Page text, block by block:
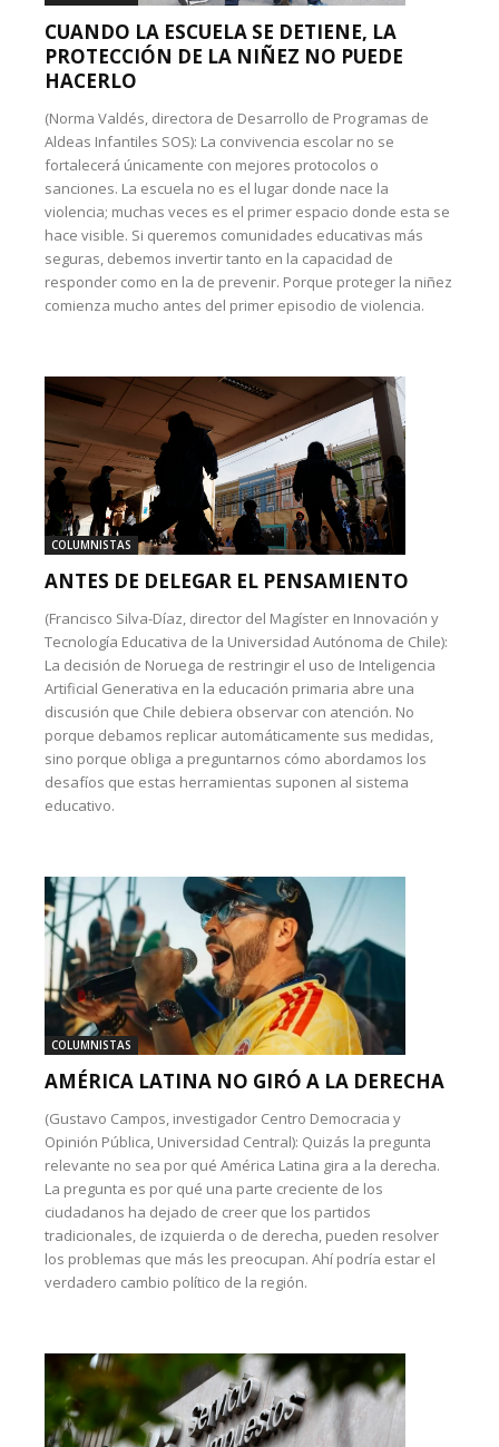
CUANDO LA ESCUELA SE DETIENE, LA
PROTECCIÓN DE LA NIÑEZ NO PUEDE
HACERLO
(Norma Valdés, directora de Desarrollo de Programas de
Aldeas Infantiles SOS): La convivencia escolar no se
fortalecerá únicamente con mejores protocolos o
sanciones. La escuela no es el lugar donde nace la
violencia; muchas veces es el primer espacio donde esta se
hace visible. Si queremos comunidades educativas más
seguras, debemos invertir tanto en la capacidad de
responder como en la de prevenir. Porque proteger la niñez
comienza mucho antes del primer episodio de violencia.
COLUMNISTAS
ANTES DE DELEGAR EL PENSAMIENTO
(Francisco Silva-Díaz, director del Magíster en Innovación y
Tecnología Educativa de la Universidad Autónoma de Chile):
La decisión de Noruega de restringir el uso de Inteligencia
Artificial Generativa en la educación primaria abre una
discusión que Chile debiera observar con atención. No
porque debamos replicar automáticamente sus medidas,
sino porque obliga a preguntarnos cómo abordamos los
desafíos que estas herramientas suponen al sistema
educativo.
COLUMNISTAS
AMÉRICA LATINA NO GIRÓ A LA DERECHA
(Gustavo Campos, investigador Centro Democracia y
Opinión Pública, Universidad Central): Quizás la pregunta
relevante no sea por qué América Latina gira a la derecha.
La pregunta es por qué una parte creciente de los
ciudadanos ha dejado de creer que los partidos
tradicionales, de izquierda o de derecha, pueden resolver
los problemas que más les preocupan. Ahí podría estar el
verdadero cambio político de la región.